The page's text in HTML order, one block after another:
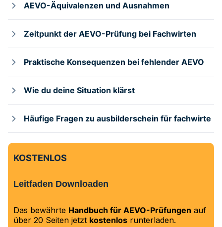
AEVO-Äquivalenzen und Ausnahmen
Zeitpunkt der AEVO-Prüfung bei Fachwirten
Praktische Konsequenzen bei fehlender AEVO
Wie du deine Situation klärst
Häufige Fragen zu ausbilderschein für fachwirte
KOSTENLOS
Leitfaden Downloaden
Das bewährte Handbuch für AEVO-Prüfungen auf
über 20 Seiten jetzt kostenlos runterladen.